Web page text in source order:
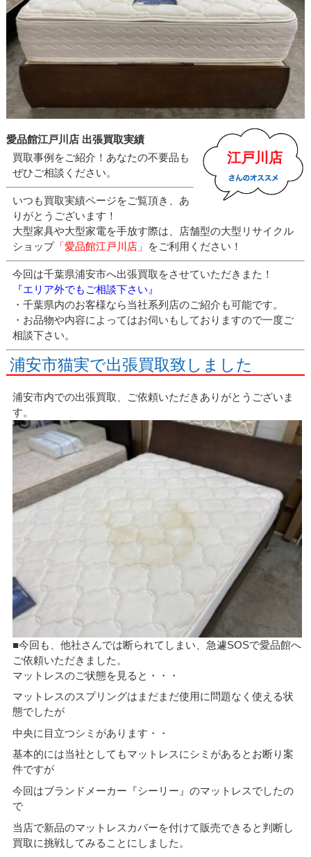
江戸川店
愛品館江戸川店 出張買取実績
買取事例をご紹介！あなたの不要品も
ぜひご相談ください。
いつも買取実績ページをご覧頂き、あ
りがとうございます！
大型家具や大型家電を手放す際は、店舗型の大型リサイクル
ショップ「愛品館江戸川店」 をご利用ください！
今回は千葉県浦安市へ出張買取をさせていただきまた！
『エリア外でもご相談下さい』
・千葉県内のお客様なら当社系列店のご紹介も可能です。
・お品物や内容によってはお伺いもしておりますので一度ご
相談下さい。
浦安市猫実で出張買取致しました
浦安市内での出張買取、ご依頼いただきありがとうございま
す。
■今回も、他社さんでは断られてしまい、急遽SOSで愛品館へ
ご依頼いただきました。
マットレスのご状態を見ると・・・
マットレスのスプリングはまだまだ使用に問題なく使える状
態でしたが
中央に目立つシミがあります・・
基本的には当社としてもマットレスにシミがあるとお断り案
件ですが
今回はブランドメーカー『シーリー』のマットレスでしたの
で
当店で新品のマットレスカバーを付けて販売できると判断し
買取に挑戦してみることにしました。